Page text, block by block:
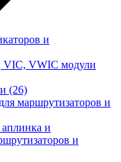
и
VWIC модули
(26)
маршрутизаторов и
и
и